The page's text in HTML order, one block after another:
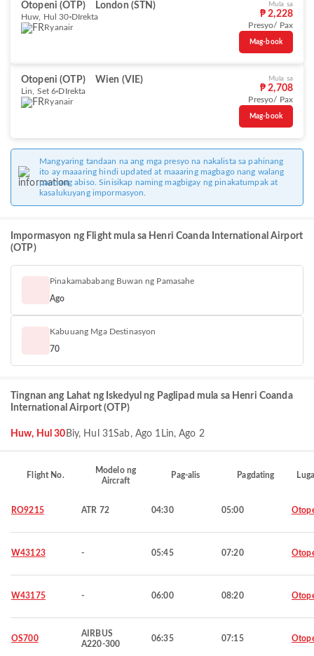
Otopeni (OTP) London (STN)
Huw, Hul 30 DIrekta
Ryanair
Mula sa
₱ 2,228
Presyo/ Pax
Mag-book
Otopeni (OTP) Wien (VIE)
Lin, Set 6 DIrekta
Ryanair
Mula sa
₱ 2,708
Presyo/ Pax
Mag-book
Mangyaring tandaan na ang mga presyo na nakalista sa pahinang
ito ay maaaring hindi updated at maaaring magbago nang walang
paunang abiso. Sinisikap naming magbigay ng pinakatumpak at
kasalukuyang impormasyon.
Impormasyon ng Flight mula sa Henri Coanda International Airport
(OTP)
Pinakamababang Buwan ng Pamasahe
Ago
Kabuuang Mga Destinasyon
70
Tingnan ang Lahat ng Iskedyul ng Paglipad mula sa Henri Coanda
International Airport (OTP)
Huw, Hul 30 Biy, Hul 31Sab, Ago 1 Lin, Ago 2
Flight No.
Modelo ng
Aircraft
Pag-alis Pagdating
RO9215 ATR 72 04:30 05:00
W43123 - 05:45 07:20
W43175 - 06:00 08:20
OS700
AIRBUS
A220-300
06:35 07:15